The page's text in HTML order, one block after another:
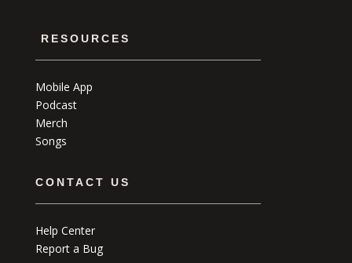
RESOURCES
Mobile App
Podcast
Merch
Songs
CONTACT US
Help Center
Report a Bug